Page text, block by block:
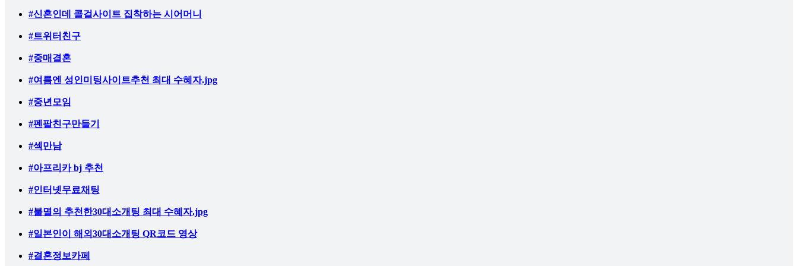
#신혼인데 콜걸사이트 집착하는 시어머니
#트위터친구
#중매결혼
#여름엔 성인미팅사이트추천 최대 수혜자.jpg
#중년모임
#펜팔친구만들기
#섹만남
#아프리카 bj 추천
#인터넷무료채팅
#불멸의 추천한30대소개팅 최대 수혜자.jpg
#일본인이 해외30대소개팅 QR코드 영상
#결혼정보카페